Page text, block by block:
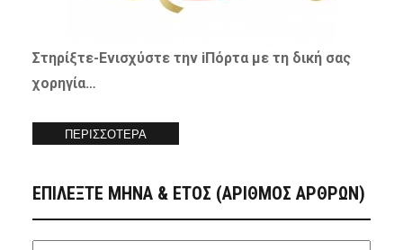
Στηρίξτε-Ενισχύστετην iΠόρτα με τη δική σας
χορηγία…
ΠΕΡΙΣΣΟΤΕΡΑ
ΕΠΙΛΕΞΤΕ ΜΗΝΑ & ΕΤΟΣ (ΑΡΙΘΜΟΣ ΑΡΘΡΩΝ)